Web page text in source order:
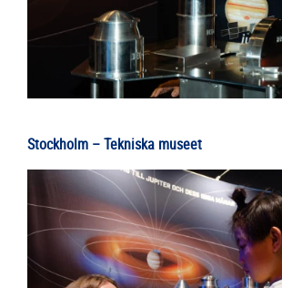
Stockholm – Tekniska museet